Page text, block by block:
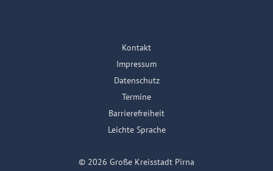
Kontakt
Impressum
Datenschutz
Termine
Barrierefreiheit
Leichte Sprache
© 2026 Große Kreisstadt Pirna